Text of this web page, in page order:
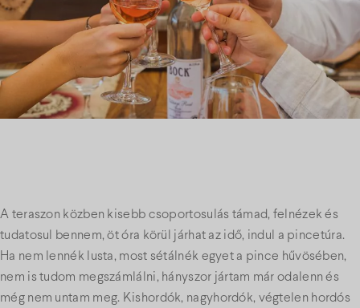
A teraszon közben kisebb csoportosulás támad, felnézek és
tudatosul bennem, öt óra körül járhat az idő, indul a pincetúra.
Ha nem lennék lusta, most sétálnék egyet a pince hűvösében,
nem is tudom megszámlálni, hányszor jártam már odalenn és
még nem untam meg. Kishordók, nagyhordók, végtelen hordós